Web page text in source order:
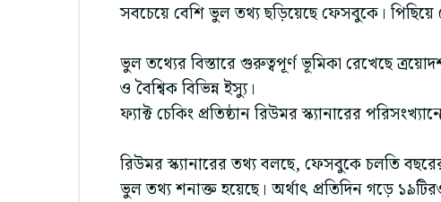
সবচেয়ে বেশি ভুল তথ্য ছড়িয়েছে ফেসবুকে। পিছিয়ে
ভুল তথ্যের বিস্তারে গুরুত্বপূর্ণ ভূমিকা রেখেছে
ও বৈশ্বিক বিভিন্ন ইস্যু।
ফ্যাক্ট চেকিং প্রতিষ্ঠান রিউমর স্ক্যানারের
রিউমর স্ক্যানারের তথ্য বলছে, ফেসবুকে চলতি
ভুল তথ্য শনাক্ত হয়েছে। অর্থাৎ প্রতিদিন গড়ে